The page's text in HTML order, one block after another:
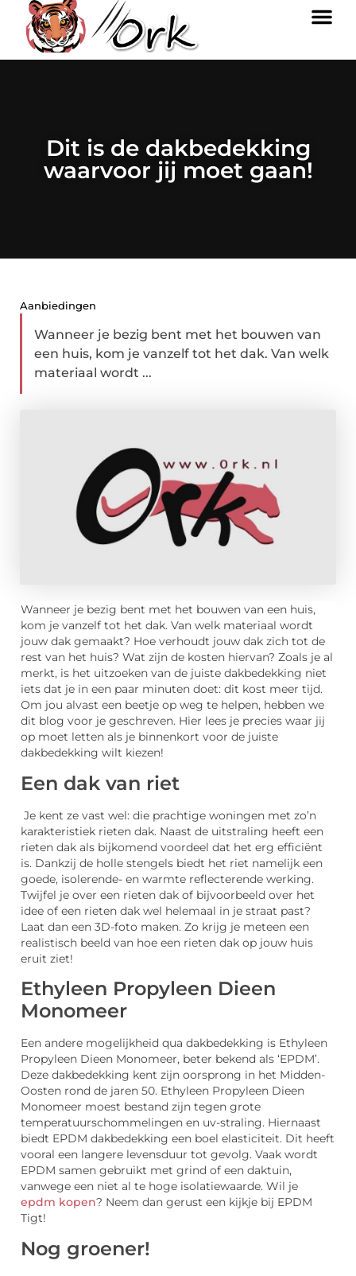
Dit is de dakbedekking
waarvoor jij moet gaan!
Aanbiedingen
Wanneer je bezig bent met het bouwen van
een huis, kom je vanzelf tot het dak. Van welk
materiaal wordt ...
Wanneer je bezig bent met het bouwen van een huis,
kom je vanzelf tot het dak. Van welk materiaal wordt
jouw dak gemaakt? Hoe verhoudt jouw dak zich tot de
rest van het huis? Wat zijn de kosten hiervan? Zoals je al
merkt, is het uitzoeken van de juiste dakbedekking niet
iets dat je in een paar minuten doet: dit kost meer tijd.
Om jou alvast een beetje op weg te helpen, hebben we
dit blog voor je geschreven. Hier lees je precies waar jij
op moet letten als je binnenkort voor de juiste
dakbedekking wilt kiezen!
Een dak van riet
Je kent ze vast wel: die prachtige woningen met zo’n
karakteristiek rieten dak. Naast de uitstraling heeft een
rieten dak als bijkomend voordeel dat het erg efficiënt
is. Dankzij de holle stengels biedt het riet namelijk een
goede, isolerende- en warmte reflecterende werking.
Twijfel je over een rieten dak of bijvoorbeeld over het
idee of een rieten dak wel helemaal in je straat past?
Laat dan een 3D-foto maken. Zo krijg je meteen een
realistisch beeld van hoe een rieten dak op jouw huis
eruit ziet!
Ethyleen Propyleen Dieen
Monomeer
Een andere mogelijkheid qua dakbedekking is Ethyleen
Propyleen Dieen Monomeer, beter bekend als ‘EPDM’.
Deze dakbedekking kent zijn oorsprong in het Midden-
Oosten rond de jaren 50. Ethyleen Propyleen Dieen
Monomeer moest bestand zijn tegen grote
temperatuurschommelingen en uv-straling. Hiernaast
biedt EPDM dakbedekking een boel elasticiteit. Dit heeft
vooral een langere levensduur tot gevolg. Vaak wordt
EPDM samen gebruikt met grind of een daktuin,
vanwege een niet al te hoge isolatiewaarde. Wil je
epdm kopen? Neem dan gerust een kijkje bij EPDM
Tigt!
Nog groener!